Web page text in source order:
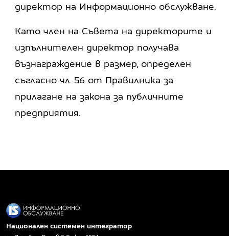
директор на Информационно обслужване.
Като член на Съвета на директорите и
изпълнителен директор получава
възнаграждение в размер, определен
съгласно чл. 56 от Правилника за
прилагане на закона за публичните
предприятия.
Национален системен интегратор